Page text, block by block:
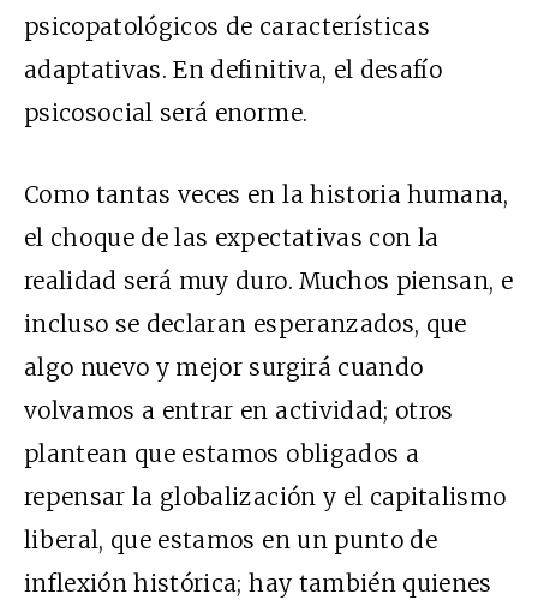
psicopatológicos de características
adaptativas. En definitiva, el desafío
psicosocial será enorme.
Como tantas veces en la historia humana,
el choque de las expectativas con la
realidad será muy duro. Muchos piensan, e
incluso se declaran esperanzados, que
algo nuevo y mejor surgirá cuando
volvamos a entrar en actividad; otros
plantean que estamos obligados a
repensar la globalización y el capitalismo
liberal, que estamos en un punto de
inflexión histórica; hay también quienes